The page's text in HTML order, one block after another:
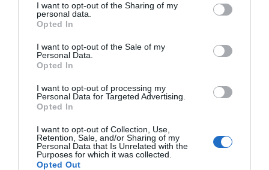
I want to opt-out of the Sharing of my
personal data.
Opted In
I want to opt-out of the Sale of my
Personal Data.
Opted In
I want to opt-out of processing my
Personal Data for Targeted Advertising.
Opted In
I want to opt-out of Collection, Use,
Retention, Sale, and/or Sharing of my
Personal Data that Is Unrelated with the
Purposes for which it was collected.
Opted Out
Champions League
Publicidad
2Playbook Club